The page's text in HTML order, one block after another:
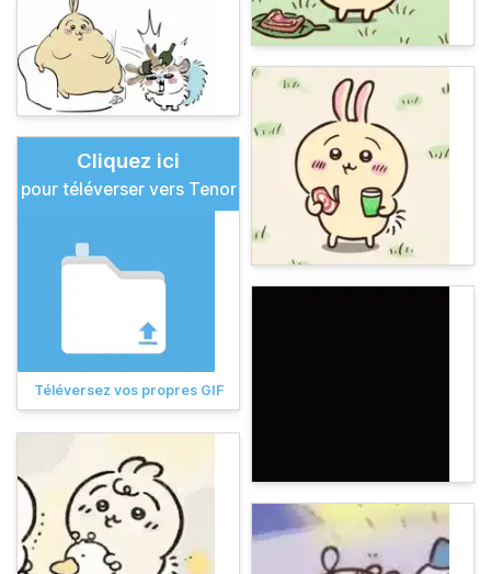
Cliquez ici
pour téléverser vers Tenor
Téléversez vos propres GIF